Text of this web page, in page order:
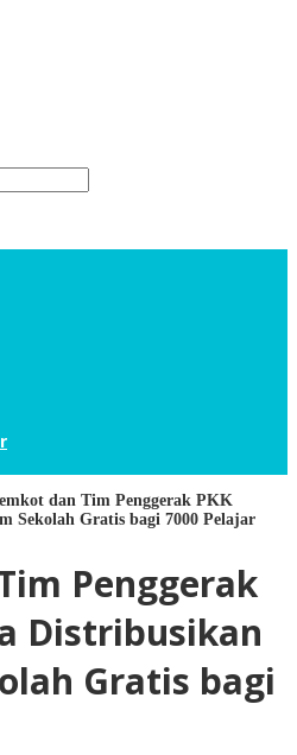
dan Tim Penggerak PKK
Sekolah Gratis bagi 7000 Pelajar
Penggerak
Distribusikan
Gratis bagi